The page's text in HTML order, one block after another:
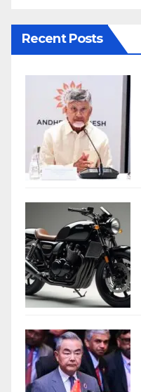
Recent Posts